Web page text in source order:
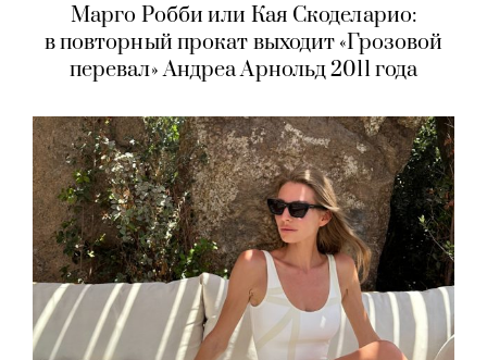
Марго Робби или Кая Скоделарио:
в повторный прокат выходит «Грозовой
перевал» Андреа Арнольд 2011 года